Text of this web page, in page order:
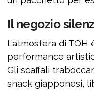
Il negozio
L’atmosfera di TOH
performance
Gli scaffali
snack giapponesi,